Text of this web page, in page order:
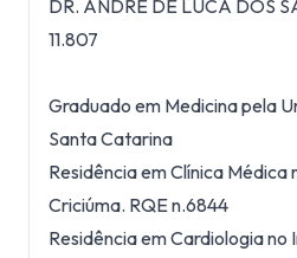
DR. ANDRÉ DE LUCA DOS
11.807
Graduado em Medicina pela
Santa Catarina
Residência em Clínica Médica
Criciúma. RQE n.6844
Residência em Cardiologia